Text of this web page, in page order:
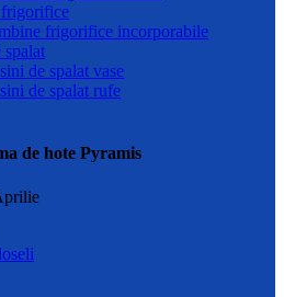
frigorifice incorporabile
spalat
de spalat vase
de spalat rufe
de hote Pyramis